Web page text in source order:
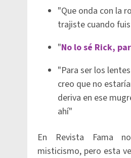
"Que onda con la
trajiste cuando
"No lo sé Rick,
"Para ser los
creo que no
deriva en ese
ahí"
En Revista Fama
misticismo, pero esta